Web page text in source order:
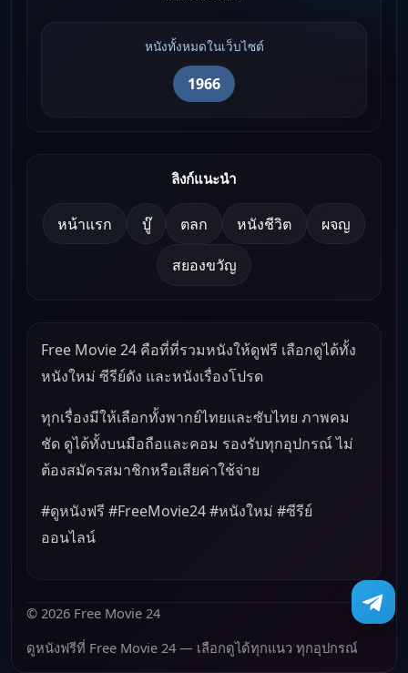
หนังทั้งหมดในเว็บไซต์
1966
ลิงก์แนะนำ
หน้าแรก บู๊ ตลก หนังชีวิต ผจญ
สยองขวัญ
Free Movie 24 คือที่ที่รวมหนังให้ดูฟรี เลือกดูได้ทั้ง
หนังใหม่ ซีรีย์ดัง และหนังเรื่องโปรด
ทุกเรื่องมีให้เลือกทั้งพากย์ไทยและซับไทย ภาพคม
ชัด ดูได้ทั้งบนมือถือและคอม รองรับทุกอุปกรณ์ ไม่
ต้องสมัครสมาชิกหรือเสียค่าใช้จ่าย
#ดูหนังฟรี #FreeMovie24 #หนังใหม่ #ซีรีย์
ออนไลน์
© 2026 Free Movie 24
ดูหนังฟรีที่ Free Movie 24 — เลือกดูได้ทุกแนว ทุกอุปกรณ์